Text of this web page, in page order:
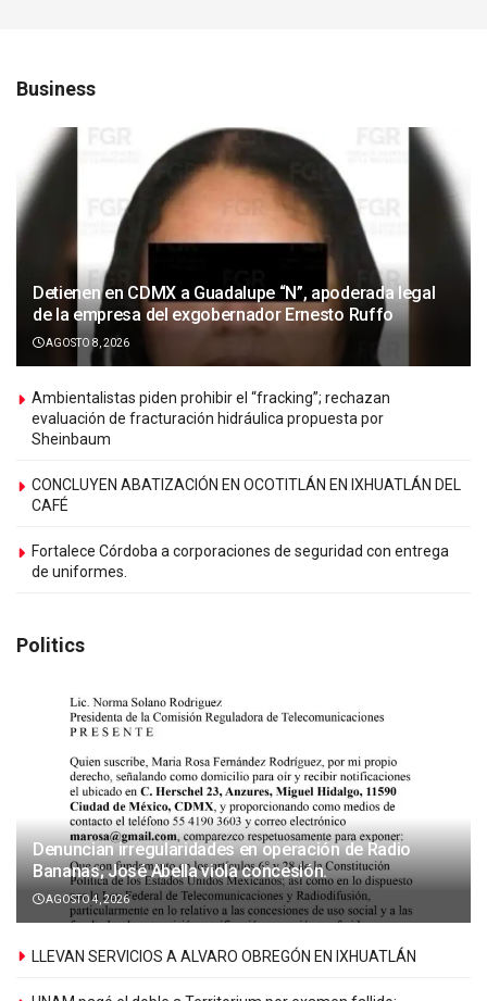
Business
Detienen en CDMX a Guadalupe “N”, apoderada legal
de la empresa del exgobernador Ernesto Ruffo
AGOSTO 8, 2026
Ambientalistas piden prohibir el “fracking”; rechazan
evaluación de fracturación hidráulica propuesta por
Sheinbaum
CONCLUYEN ABATIZACIÓN EN OCOTITLÁN EN IXHUATLÁN DEL
CAFÉ
Fortalece Córdoba a corporaciones de seguridad con entrega
de uniformes.
Politics
Denuncian irregularidades en operación de Radio
Bananas; José Abella viola concesión.
AGOSTO 4, 2026
LLEVAN SERVICIOS A ALVARO OBREGÓN EN IXHUATLÁN